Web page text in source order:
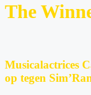
The
Musicalactrices
op tegen